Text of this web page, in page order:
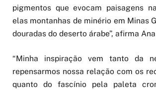
pigmentos que evocam paisagens
elas montanhas de minério em Minas
douradas do deserto árabe”, afirma
“Minha inspiração vem tanto da
repensarmos nossa relação com os
quanto do fascínio pela paleta